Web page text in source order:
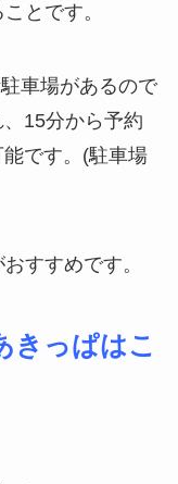
とです。
車場があるので
15分から予約
です。(駐車場
おすすめです。
きっぱはこ